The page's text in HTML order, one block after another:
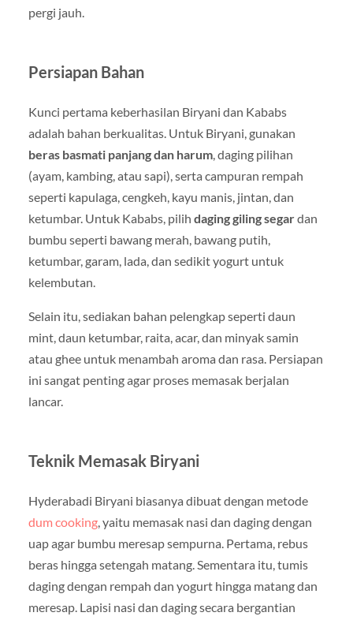
pergi jauh.
Persiapan Bahan
Kunci pertama keberhasilan Biryani dan Kababs
adalah bahan berkualitas. Untuk Biryani, gunakan
beras basmati panjang dan harum, daging pilihan
(ayam, kambing, atau sapi), serta campuran rempah
seperti kapulaga, cengkeh, kayu manis, jintan, dan
ketumbar. Untuk Kababs, pilih daging giling segardan
bumbu seperti bawang merah, bawang putih,
ketumbar, garam, lada, dan sedikit yogurt untuk
kelembutan.
Selain itu, sediakan bahan pelengkap seperti daun
mint, daun ketumbar, raita, acar, dan minyak samin
atau ghee untuk menambah aroma dan rasa. Persiapan
ini sangat penting agar proses memasak berjalan
lancar.
Teknik Memasak Biryani
Hyderabadi Biryani biasanya dibuat dengan metode
dum cooking, yaitu memasak nasi dan daging dengan
uap agar bumbu meresap sempurna. Pertama, rebus
beras hingga setengah matang. Sementara itu, tumis
daging dengan rempah dan yogurt hingga matang dan
meresap. Lapisi nasi dan daging secara bergantian